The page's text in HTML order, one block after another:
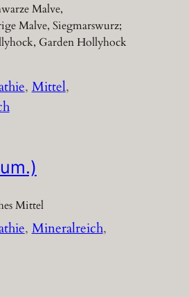
Malve,
Malve, Siegmarswurz;
Garden Hollyhock
, Mittel
Mittel
, Mineralreich